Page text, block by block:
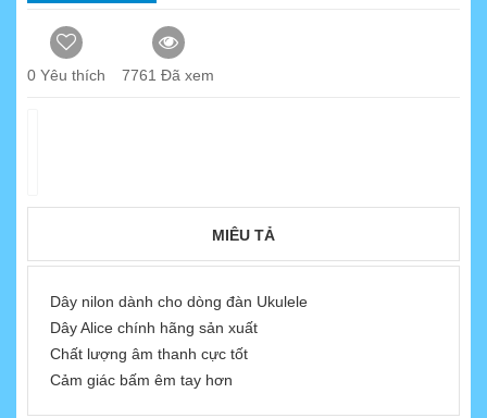
0 Yêu thích 7761 Đã xem
MIÊU TẢ
Dây nilon dành cho dòng đàn Ukulele
Dây Alice chính hãng sản xuất
Chất lượng âm thanh cực tốt
Cảm giác bấm êm tay hơn